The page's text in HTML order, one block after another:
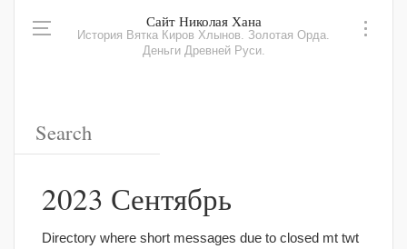
Сайт Николая Хана
История Вятка Киров Хлынов. Золотая Орда.
Деньги Древней Руси.
2023 Сентябрь
Directory where short messages due to closed mt twt